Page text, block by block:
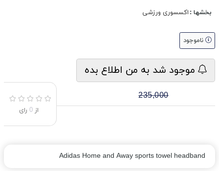
بخشها : اکسسوری ورزشی
ناموجود
موجود شد به من اطلاع بده
235,000
از 0 رای
Adidas Home and Away sports towel headband